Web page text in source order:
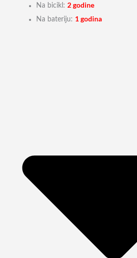
Na bicikl:2 godine
Na bateriju: 1 godina